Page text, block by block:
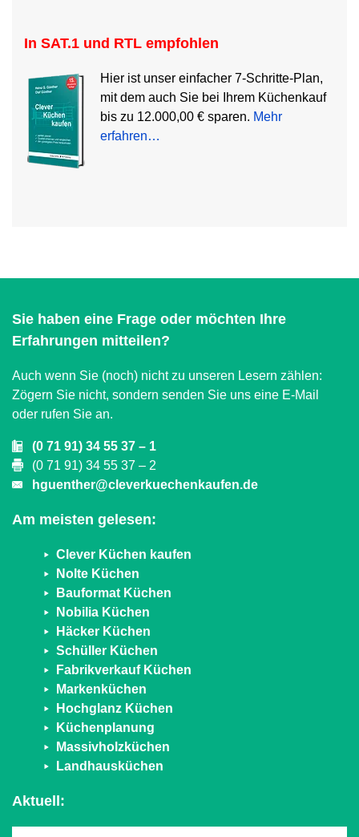
In SAT.1 und RTL empfohlen
Hier ist unser einfacher 7-Schritte-Plan,
mit dem auch Sie bei Ihrem Küchenkauf
bis zu 12.000,00 € sparen. Mehr
erfahren…
Sie haben eine Frage oder möchten Ihre
Erfahrungen mitteilen?
Auch wenn Sie (noch) nicht zu unseren Lesern zählen:
Zögern Sie nicht, sondern senden Sie uns eine E-Mail
oder rufen Sie an.
(0 71 91) 34 55 37 – 1
(0 71 91) 34 55 37 – 2
hguenther@cleverkuechenkaufen.de
Am meisten gelesen:
Clever Küchen kaufen
Nolte Küchen
Bauformat Küchen
Nobilia Küchen
Häcker Küchen
Schüller Küchen
Fabrikverkauf Küchen
Markenküchen
Hochglanz Küchen
Küchenplanung
Massivholzküchen
Landhausküchen
Aktuell: